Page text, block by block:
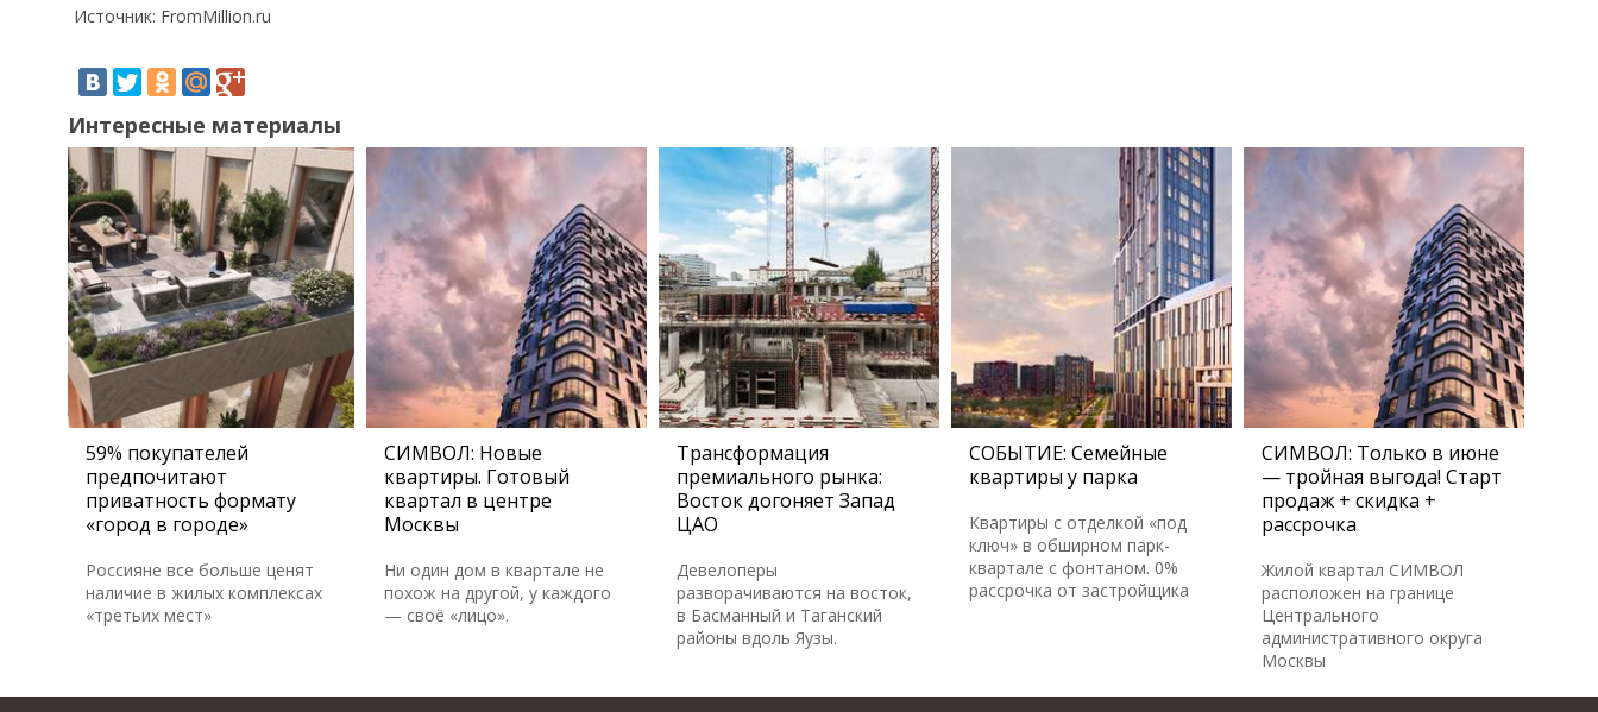
Источник: FromMillion.ru
Интересные материалы
59% покупателей
предпочитают
приватность формату
«город в городе»
Россияне все больше ценят
наличие в жилых комплексах
«третьих мест»
СИМВОЛ: Новые
квартиры. Готовый
квартал в центре
Москвы
Ни один дом в квартале не
похож на другой, у каждого
— своё «лицо».
Трансформация
премиального рынка:
Восток догоняет Запад
ЦАО
Девелоперы
разворачиваются на восток,
в Басманный и Таганский
районы вдоль Яузы.
СОБЫТИЕ: Семейные
квартиры у парка
Квартиры с отделкой «под
ключ» в обширном парк-
квартале с фонтаном. 0%
рассрочка от застройщика
СИМВОЛ: Только в июне
— тройная выгода! Старт
продаж + скидка +
рассрочка
Жилой квартал СИМВОЛ
расположен на границе
Центрального
административного округа
Москвы